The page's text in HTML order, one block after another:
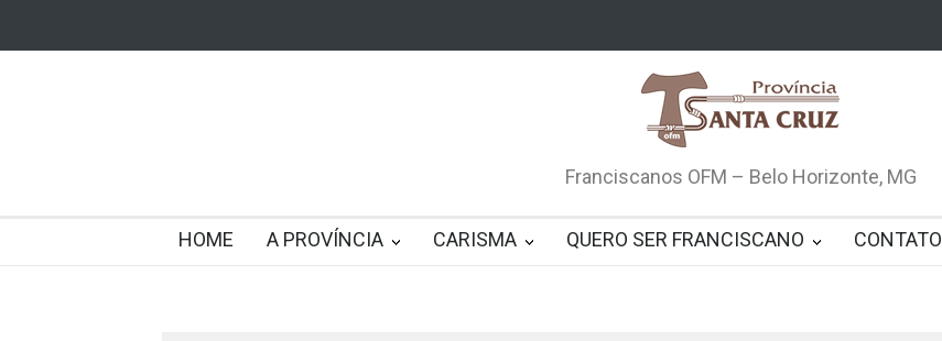
Franciscanos OFM – Belo Horizonte, MG
HOME A PROVÍNCIA CARISMA QUERO SER FRANCISCANO CONTATO